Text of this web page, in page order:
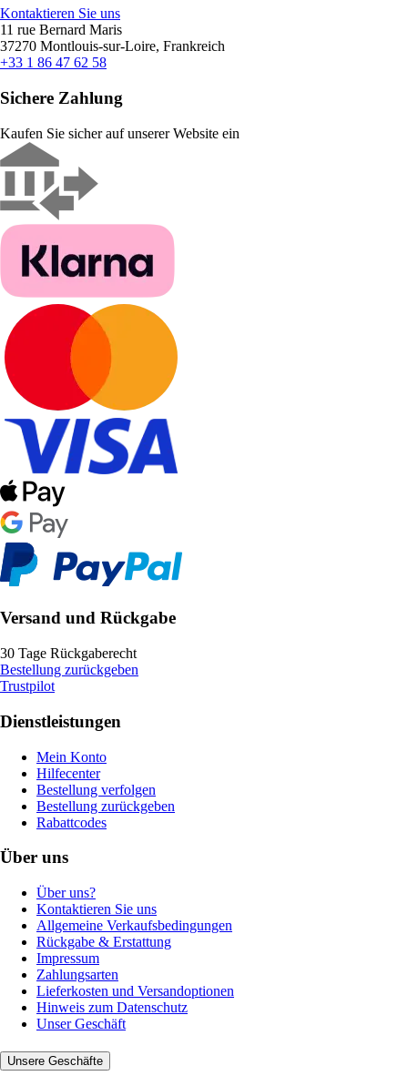
Kontaktieren Sie uns
11 rue Bernard Maris
37270 Montlouis-sur-Loire, Frankreich
+33 1 86 47 62 58
Sichere Zahlung
Kaufen Sie sicher auf unserer Website ein
Versand und Rückgabe
30 Tage Rückgaberecht
Bestellung zurückgeben
Trustpilot
Dienstleistungen
Mein Konto
Hilfecenter
Bestellung verfolgen
Bestellung zurückgeben
Rabattcodes
Über uns
Über uns?
Kontaktieren Sie uns
Allgemeine Verkaufsbedingungen
Rückgabe & Erstattung
Impressum
Zahlungsarten
Lieferkosten und Versandoptionen
Hinweis zum Datenschutz
Unser Geschäft
Unsere Geschäfte